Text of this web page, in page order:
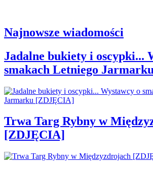
Najnowsze wiadomości
Jadalne bukiety i oscypki...
smakach Letniego
Trwa Targ Rybny w
[ZDJĘCIA]